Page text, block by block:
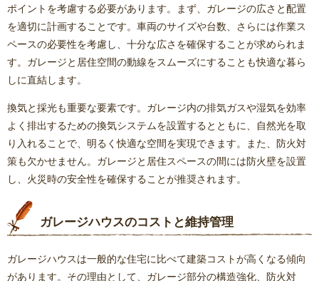
ポイントを考慮する必要があります。まず、ガレージの広さと配置
を適切に計画することです。車両のサイズや台数、さらには作業ス
ペースの必要性を考慮し、十分な広さを確保することが求められま
す。ガレージと居住空間の動線をスムーズにすることも快適な暮ら
しに直結します。
換気と採光も重要な要素です。ガレージ内の排気ガスや湿気を効率
よく排出するための換気システムを設置するとともに、自然光を取
り入れることで、明るく快適な空間を実現できます。また、防火対
策も欠かせません。ガレージと居住スペースの間には防火壁を設置
し、火災時の安全性を確保することが推奨されます。
ガレージハウスのコストと維持管理
ガレージハウスは一般的な住宅に比べて建築コストが高くなる傾向
があります。その理由として、ガレージ部分の構造強化、防火対